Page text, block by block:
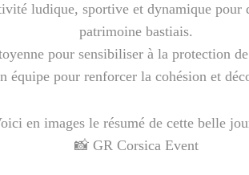
ludique, sportive et dynamique pour
patrimoine bastiais.
pour sensibiliser à la protection
équipe pour renforcer la cohésion et
en images le résumé de cette belle
📸 GR Corsica Event